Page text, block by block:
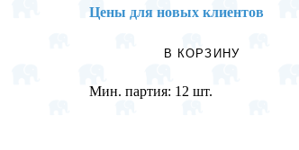
Цены для новых клиентов
В КОРЗИНУ
Мин. партия: 12 шт.